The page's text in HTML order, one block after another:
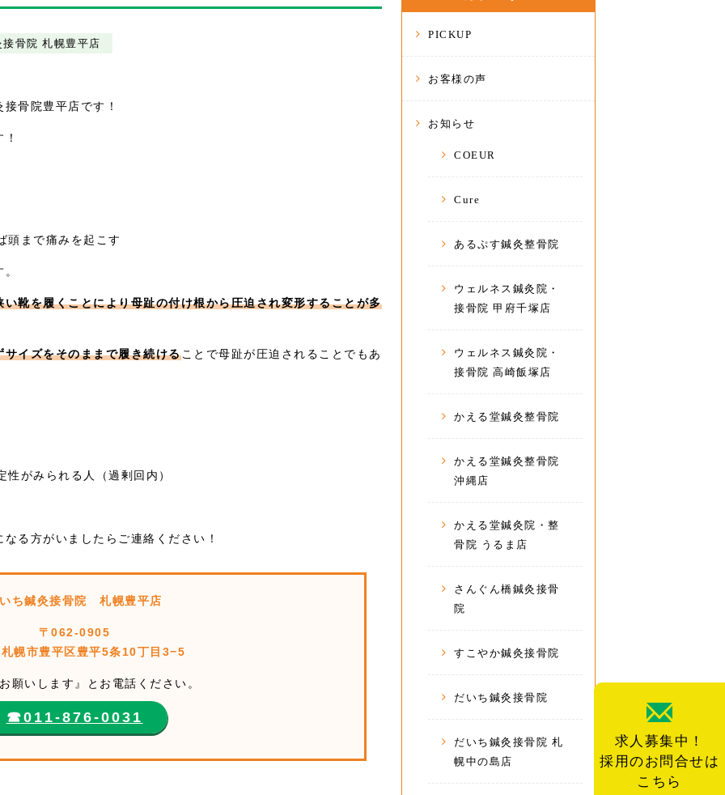
求人募集中！
採用のお問合せは
こちら
骨院 札幌豊平店
骨院豊平店です！
頭まで痛みを起こす
い靴を履くことにより母趾の付け根から圧迫され変形することが多
イズをそのままで履き続けることで母趾が圧迫されることでもあ
がみられる人（過剰回内）
る方がいましたらご連絡ください！
ち鍼灸接骨院 札幌豊平店
〒062-0905
幌市豊平区豊平5条10丁目3−5
願いします』とお電話ください。
☎︎011-876-0031
PICKUP
お客様の声
お知らせ
COEUR
Cure
あるぷす鍼灸整骨院
ウェルネス鍼灸院・
接骨院 甲府千塚店
ウェルネス鍼灸院・
接骨院 高崎飯塚店
かえる堂鍼灸整骨院
かえる堂鍼灸整骨院
沖縄店
かえる堂鍼灸院・整
骨院 うるま店
さんぐん橋鍼灸接骨
院
すこやか鍼灸接骨院
だいち鍼灸接骨院
だいち鍼灸接骨院 札
幌中の島店